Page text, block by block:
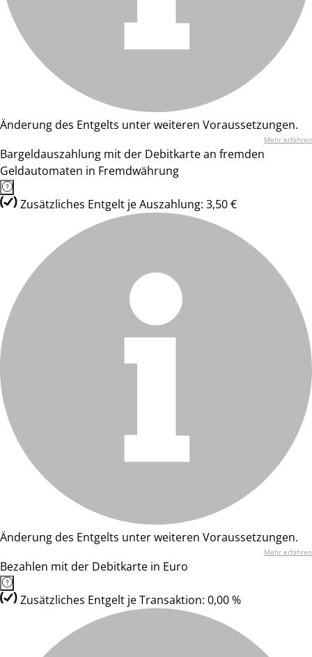
Änderung des Entgelts unter weiteren Voraussetzungen.
Mehr erfahren
Bargeldauszahlung mit der Debitkarte an fremden
Geldautomaten in Fremdwährung
Zusätzliches Entgelt je Auszahlung: 3,50 €
Änderung des Entgelts unter weiteren Voraussetzungen.
Mehr erfahren
Bezahlen mit der Debitkarte in Euro
Zusätzliches Entgelt je Transaktion: 0,00 %